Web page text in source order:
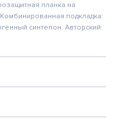
планка на
подкладка:
синтепон. Авторский